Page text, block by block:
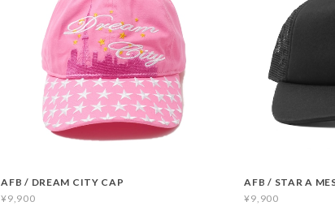
AFB / DREAM CITY CAP
¥9,900
AFB / STAR A
¥9,900